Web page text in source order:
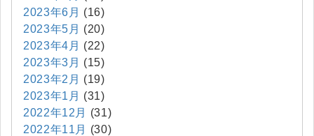
2023年6月 (16)
2023年5月 (20)
2023年4月 (22)
2023年3月 (15)
2023年2月 (19)
2023年1月 (31)
2022年12月
(31)
2022年11月
(30)